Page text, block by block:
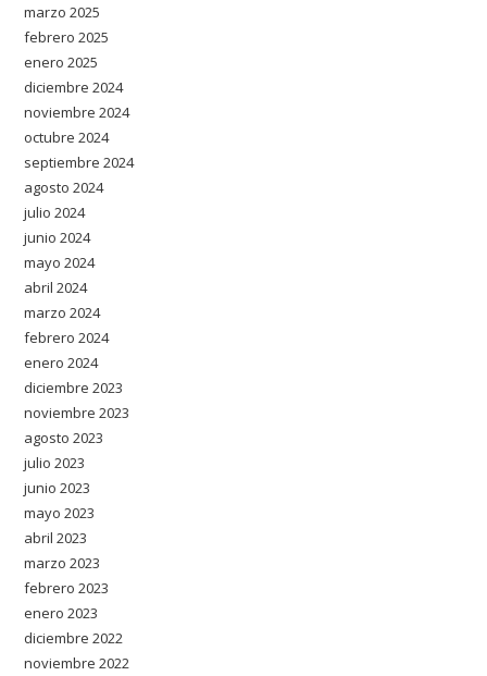
marzo 2025
febrero 2025
enero 2025
diciembre 2024
noviembre 2024
octubre 2024
septiembre 2024
agosto 2024
julio 2024
junio 2024
mayo 2024
abril 2024
marzo 2024
febrero 2024
enero 2024
diciembre 2023
noviembre 2023
agosto 2023
julio 2023
junio 2023
mayo 2023
abril 2023
marzo 2023
febrero 2023
enero 2023
diciembre 2022
noviembre 2022